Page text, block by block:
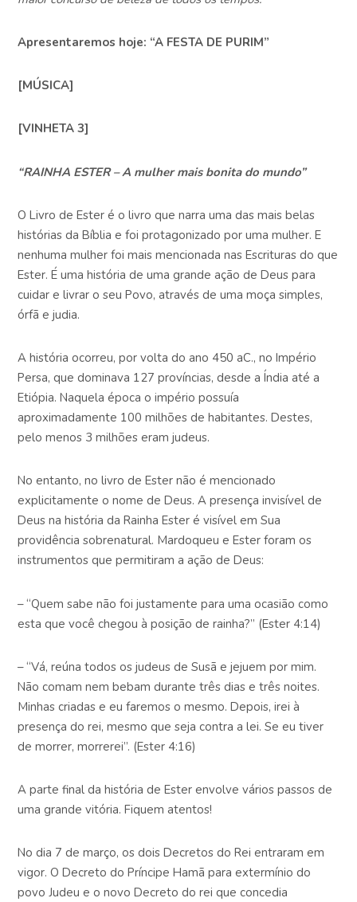
Apresentaremos hoje: “A FESTA DE PURIM”
[MÚSICA]
[VINHETA 3]
“RAINHA ESTER – A mulher mais bonita do mundo”
O Livro de Ester é o livro que narra uma das mais belas
histórias da Bíblia e foi protagonizado por uma mulher. E
nenhuma mulher foi mais mencionada nas Escrituras do que
Ester. É uma história de uma grande ação de Deus para
cuidar e livrar o seu Povo, através de uma moça simples,
órfã e judia.
A história ocorreu, por volta do ano 450 aC., no Império
Persa, que dominava 127 províncias, desde a Índia até a
Etiópia. Naquela época o império possuía
aproximadamente 100 milhões de habitantes. Destes,
pelo menos 3 milhões eram judeus.
No entanto, no livro de Ester não é mencionado
explicitamente o nome de Deus. A presença invisível de
Deus na história da Rainha Ester é visível em Sua
providência sobrenatural. Mardoqueu e Ester foram os
instrumentos que permitiram a ação de Deus:
– “Quem sabe não foi justamente para uma ocasião como
esta que você chegou à posição de rainha?” (Ester 4:14)
– “Vá, reúna todos os judeus de Susã e jejuem por mim.
Não comam nem bebam durante três dias e três noites.
Minhas criadas e eu faremos o mesmo. Depois, irei à
presença do rei, mesmo que seja contra a lei. Se eu tiver
de morrer, morrerei”. (Ester 4:16)
A parte final da história de Ester envolve vários passos de
uma grande vitória. Fiquem atentos!
No dia 7 de março, os dois Decretos do Rei entraram em
vigor. O Decreto do Príncipe Hamã para extermínio do
povo Judeu e o novo Decreto do rei que concedia